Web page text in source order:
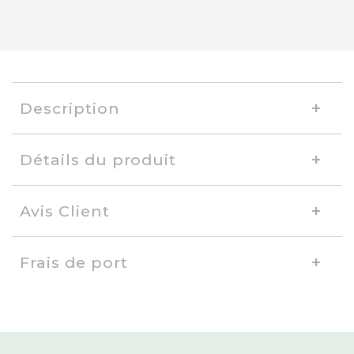
Description
Détails du produit
Avis Client
Frais de port